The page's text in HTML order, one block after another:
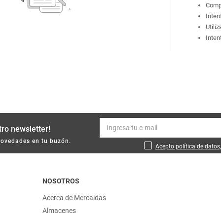
newsletter!
en tu buzón.
Acepto política de
NOSOTROS
Acerca de Mercaldas
Almacenes